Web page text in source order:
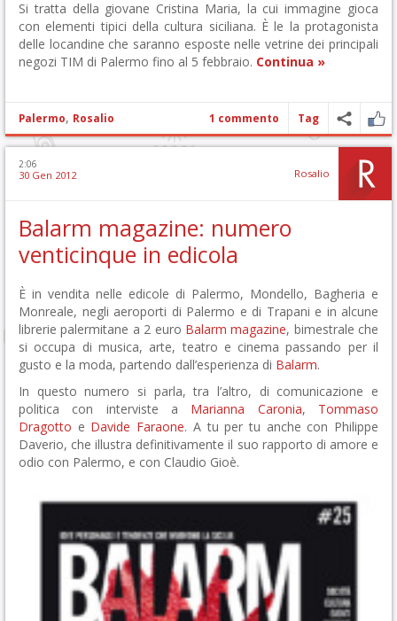
Si tratta della giovane Cristina Maria, la cui immagine gioca
con elementi tipici della cultura siciliana. È le la protagonista
delle locandine che saranno esposte nelle vetrine dei principali
negozi TIM di Palermo fino al 5 febbraio. Continua »
Palermo, Rosalio 1 commento Tag
2:06
30 Gen 2012 Rosalio
Balarm magazine: numero
venticinque in edicola
È in vendita nelle edicole di Palermo, Mondello, Bagheria e
Monreale, negli aeroporti di Palermo e di Trapani e in alcune
librerie palermitane a 2 euro Balarm magazine, bimestrale che
si occupa di musica, arte, teatro e cinema passando per il
gusto e la moda, partendo dall’esperienza di Balarm.
In questo numero si parla, tra l’altro, di comunicazione e
politica con interviste a Marianna Caronia, Tommaso
Dragotto e Davide Faraone. A tu per tu anche con Philippe
Daverio, che illustra definitivamente il suo rapporto di amore e
odio con Palermo, e con Claudio Gioè.